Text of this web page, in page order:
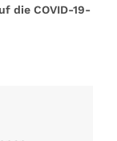
die COVID-19-